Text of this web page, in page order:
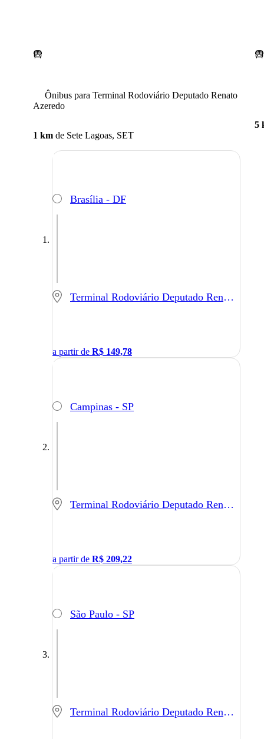
Ônibus para Terminal Rodoviário Deputado Renato
Azeredo
1 km de Sete Lagoas, SET
Brasília - DF
Terminal Rodoviário Deputado Renato Azeredo - Sete Lagoas - MG
a partir de R$ 149,78
Campinas - SP
Terminal Rodoviário Deputado Renato Azeredo - Sete Lagoas - MG
a partir de R$ 209,22
São Paulo - SP
Terminal Rodoviário Deputado Renato Azeredo - Sete Lagoas - MG
5